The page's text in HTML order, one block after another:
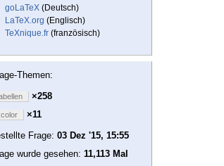
goLaTeX (Deutsch)
LaTeX.org (Englisch)
TeXnique.fr (französisch)
Themen:
×258
×11
Frage: 03 Dez '15, 15:55
wurde gesehen: 11,113 Mal